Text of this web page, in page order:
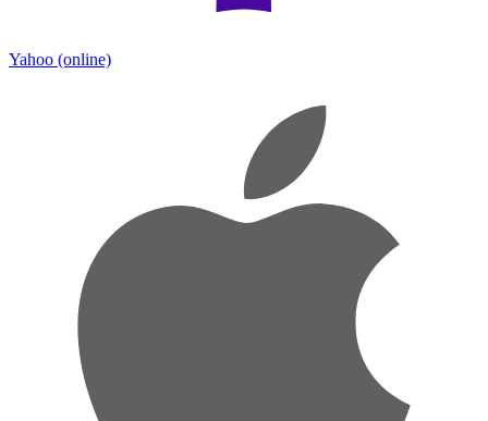
Yahoo (online)